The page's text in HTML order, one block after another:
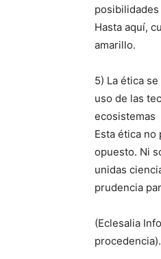
Hasta aquí,
amarillo.
5) La ética
uso de las
ecosistemas
Esta ética no
opuesto. Ni
unidas
prudencia
(Eclesalia
procedencia).